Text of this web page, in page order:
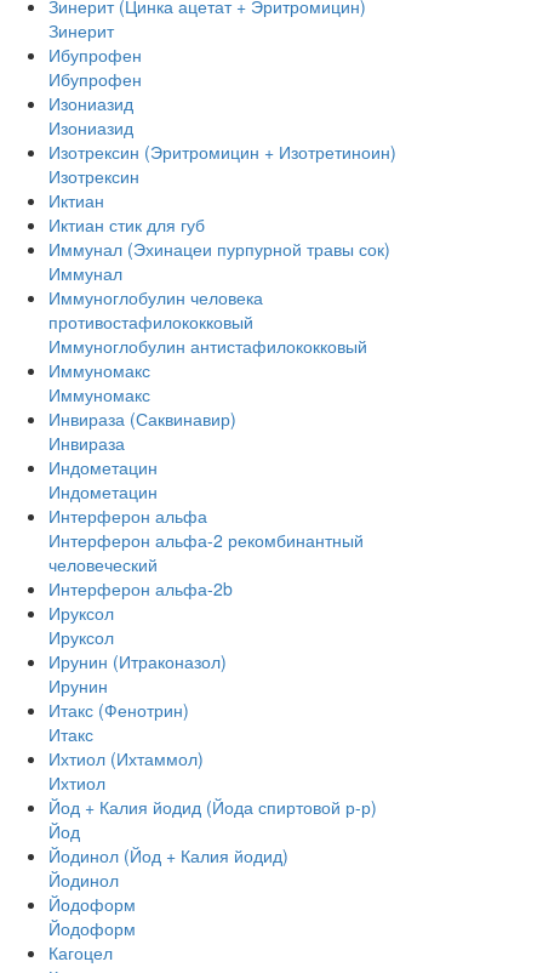
Зинерит (Цинка ацетат + Эритромицин)
Зинерит
Ибупрофен
Ибупрофен
Изониазид
Изониазид
Изотрексин (Эритромицин + Изотретиноин)
Изотрексин
Иктиан
Иктиан стик для губ
Иммунал (Эхинацеи пурпурной травы сок)
Иммунал
Иммуноглобулин человека
противостафилококковый
Иммуноглобулин антистафилококковый
Иммуномакс
Иммуномакс
Инвираза (Саквинавир)
Инвираза
Индометацин
Индометацин
Интерферон альфа
Интерферон альфа-2 рекомбинантный
человеческий
Интерферон альфа-2b
Ируксол
Ируксол
Ирунин (Итраконазол)
Ирунин
Итакс (Фенотрин)
Итакс
Ихтиол (Ихтаммол)
Ихтиол
Йод + Калия йодид (Йода спиртовой р-р)
Йод
Йодинол (Йод + Калия йодид)
Йодинол
Йодоформ
Йодоформ
Кагоцел